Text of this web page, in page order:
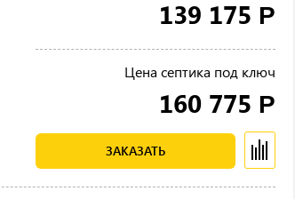
139 175 Р
Цена септика под ключ
160 775 Р
ЗАКАЗАТЬ